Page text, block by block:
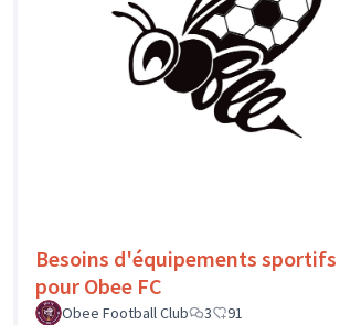
Besoins d'équipements sportifs
pour Obee FC
Obee Football Club
3 91